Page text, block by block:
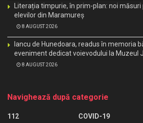
Literația timpurie, în prim-plan: noi
elevilor din Maramureș
8 AUGUST 2026
Iancu de Hunedoara, readus în memoria
eveniment dedicat voievodului la Muzeul
8 AUGUST 2026
Navighează după categorie
112
COVID-19